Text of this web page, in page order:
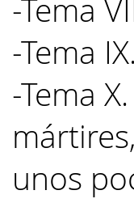
-Tema
-Tema
-Tema
unos